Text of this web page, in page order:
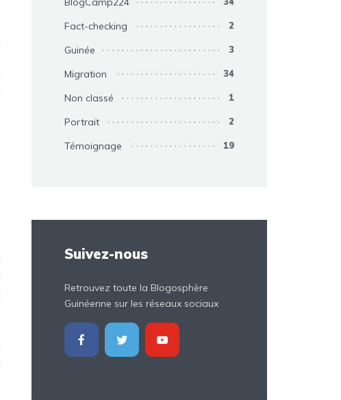
Fact-checking 2
Guinée 3
Migration 34
Non classé 1
Portrait 2
Témoignage 19
Suivez-nous
Retrouvez toute la Blogosphère
Guinéenne sur les réseaux sociaux